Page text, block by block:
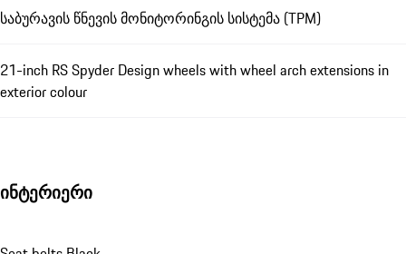
საბურავის წნევის მონიტორინგის სისტემა (TPM)
21-inch RS Spyder Design wheels with wheel arch extensions in
exterior colour
ინტერიერი